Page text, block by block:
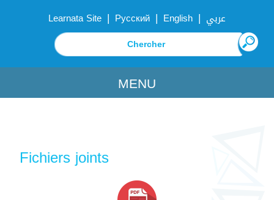
Learnata Site | Русский | English | عربي
MENU
Fichiers joints